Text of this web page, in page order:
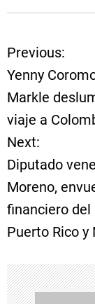
N
a
v
e
g
a
c
i
Previous:
Yenny
Markle
viaje a
Next:
Diputado
Moreno,
financiero del
Puerto Rico y